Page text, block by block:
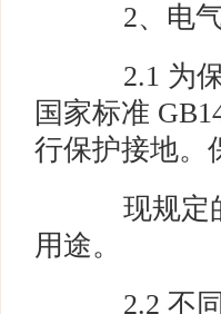
2、电气
2.1 为保
国家标准
行保护接地。
现规定的
用途。
2.2 不同